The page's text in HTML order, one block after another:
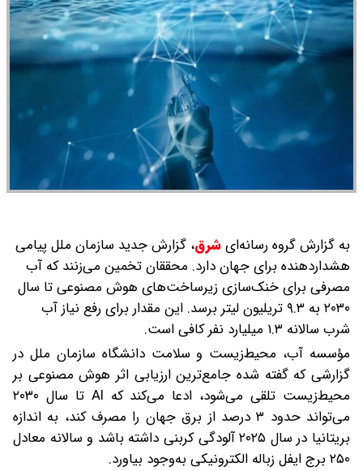
به گزارش گروه رسانه‌ایشرق، گزارش جدید سازمان ملل پیامی
هشداردهنده برای جهان دارد. محققان تخمین می‌زنند که آب
مصرفی برای خنک‌سازی زیرساخت‌های هوش مصنوعی تا سال
۲۰۳۰ به ۹.۳ تریلیون لیتر برسد. این مقدار برای رفع نیاز آب
شرب سالانه ۱.۳ میلیارد نفر کافی است.
مؤسسه آب، محیط‌زیست و سلامت دانشگاه سازمان ملل در
گزارشی که گفته شده جامع‌ترین ارزیابی اثر هوش مصنوعی بر
محیط‌زیست تلقی می‌شود، ادعا می‌کند که AI تا سال ۲۰۳۰
می‌تواند حدود ۳ درصد از برق جهان را مصرف کند، به اندازه
بریتانیا در سال ۲۰۲۵ آلودگی کربنی داشته باشد و سالانه معادل
۲۵۰ برج ایفل زباله الکترونیکی به‌وجود بیاورد.